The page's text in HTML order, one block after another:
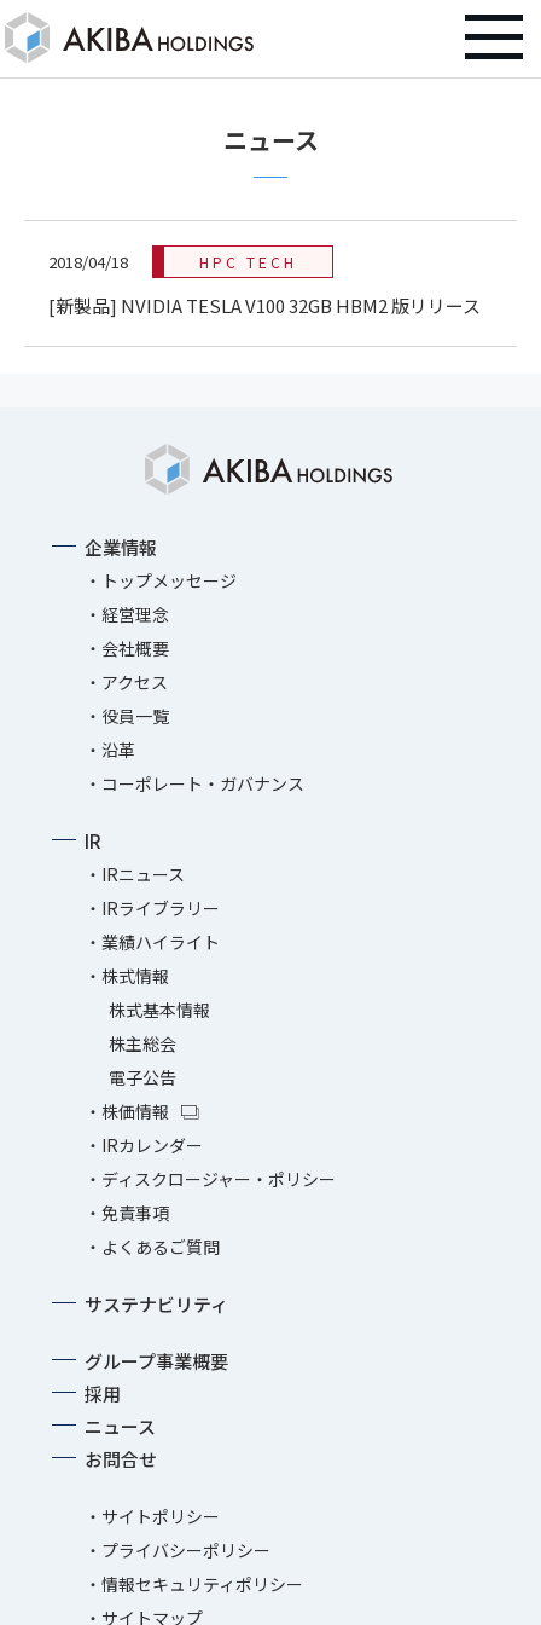
ニュース
2018/04/18 HPC TECH
[新製品] NVIDIA TESLA V100 32GB HBM2 版リリース
企業情報
トップメッセージ
経営理念
会社概要
アクセス
役員一覧
沿革
コーポレート・ガバナンス
IR
IRニュース
IRライブラリー
業績ハイライト
株式情報
株式基本情報
株主総会
電子公告
株価情報
IRカレンダー
ディスクロージャー・ポリシー
免責事項
よくあるご質問
サステナビリティ
グループ事業概要
採用
ニュース
お問合せ
サイトポリシー
プライバシーポリシー
情報セキュリティポリシー
サイトマップ